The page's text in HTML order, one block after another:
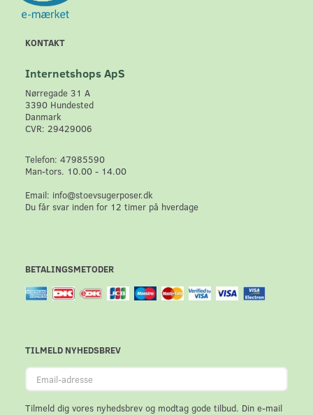
KONTAKT
Internetshops ApS
Nørregade 31 A
3390 Hundested
Danmark
CVR: 29429006
Telefon: 47985590
Man-tors. 10.00 - 14.00
Email: info@stoevsugerposer.dk
Du får svar inden for 12 timer på hverdage
BETALINGSMETODER
TILMELD NYHEDSBREV
Email-
adresse
Tilmeld dig vores nyhedsbrev og modtag gode tilbud. Din e-mail